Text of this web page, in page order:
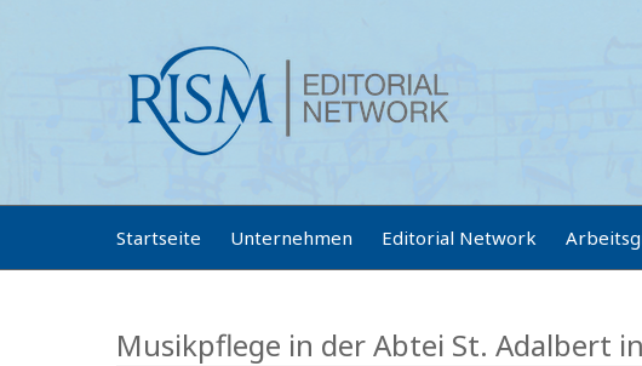
Startseite Unternehmen Editorial Network
Musikpflege in der Abtei St. Adalbert